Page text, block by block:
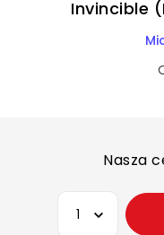
Invincible
Nasza
Wybierz opcję